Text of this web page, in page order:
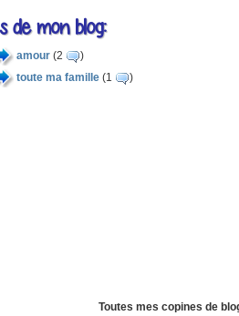
mon blog:
amour (2
)
toute ma famille (1 )
Toutes mes copines de